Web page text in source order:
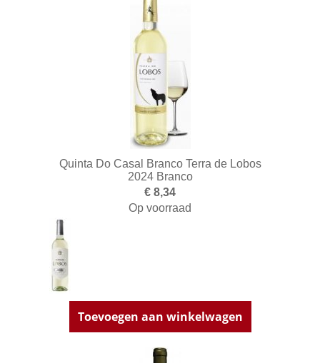
Quinta Do Casal Branco Terra de Lobos
2024 Branco
€ 8,34
Op voorraad
Toevoegen aan winkelwagen